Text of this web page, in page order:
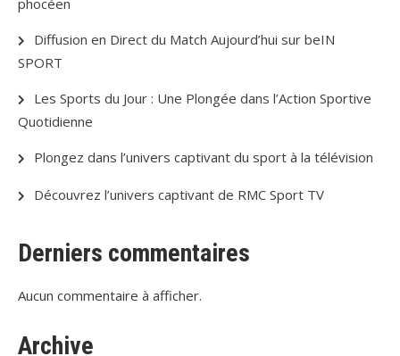
phocéen
Diffusion en Direct du Match Aujourd’hui sur beIN
SPORT
Les Sports du Jour : Une Plongée dans l’Action Sportive
Quotidienne
Plongez dans l’univers captivant du sport à la télévision
Découvrez l’univers captivant de RMC Sport TV
Derniers commentaires
Aucun commentaire à afficher.
Archive